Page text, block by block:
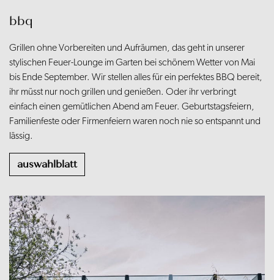
bbq
Grillen ohne Vorbereiten und Aufräumen, das geht in unserer
stylischen Feuer-Lounge im Garten bei schönem Wetter von Mai
bis Ende September. Wir stellen alles für ein perfektes BBQ bereit,
ihr müsst nur noch grillen und genießen. Oder ihr verbringt
einfach einen gemütlichen Abend am Feuer. Geburtstagsfeiern,
Familienfeste oder Firmenfeiern waren noch nie so entspannt und
lässig.
auswahlblatt